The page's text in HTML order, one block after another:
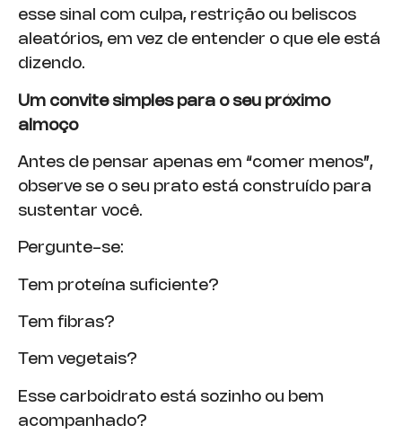
esse sinal com culpa, restrição ou beliscos
aleatórios, em vez de entender o que ele está
dizendo.
Um convite simples para o seu próximo
almoço
Antes de pensar apenas em “comer menos”,
observe se o seu prato está construído para
sustentar você.
Pergunte-se:
Tem proteína suficiente?
Tem fibras?
Tem vegetais?
Esse carboidrato está sozinho ou bem
acompanhado?